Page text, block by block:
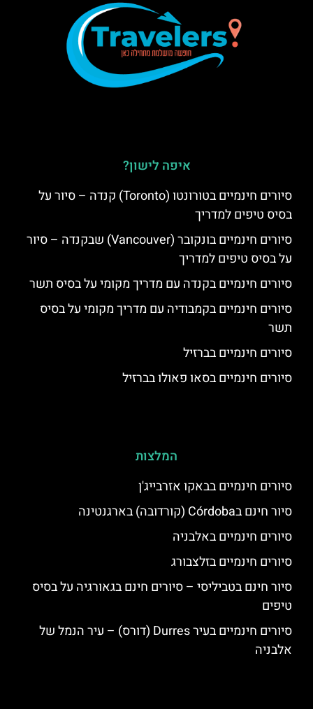
איפה לישון?
סיורים חינמיים בטורונטו (Toronto) קנדה – סיור על
בסיס טיפים למדריך
סיורים חינמיים בונקובר (Vancouver) שבקנדה – סיור
על בסיס טיפים למדריך
סיורים חינמיים בקנדה עם מדריך מקומי על בסיס תשר
סיורים חינמיים בקמבודיה עם מדריך מקומי על בסיס
תשר
סיורים חינמיים בברזיל
סיורים חינמיים בסאו פאולו בברזיל
המלצות
סיורים חינמיים בבאקו אזרבייג'ן
סיור חינם בCórdoba (קורדובה) בארגנטינה
סיורים חינמיים באלבניה
סיורים חינמיים בזלצבורג
סיור חינם בטביליסי – סיורים חינם בגאורגיה על בסיס
טיפים
סיורים חינמיים בעיר Durres (דורס) – עיר הנמל של
אלבניה